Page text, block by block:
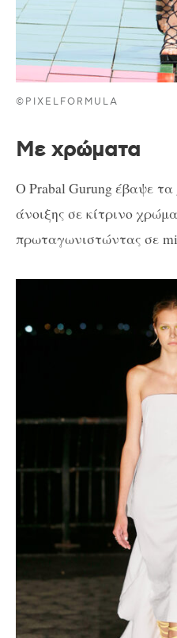
©PIXELFORMULA
Με χρώματα
O Prabal Gurung έβαψε τα
άνοιξης σε κίτρινο
πρωταγωνιστώντας σε